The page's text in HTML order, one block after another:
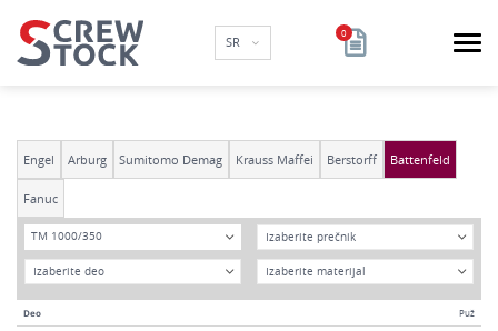
SR
Engel Arburg Sumitomo Demag Krauss Maffei Berstorff Battenfeld
Fanuc
Model
TM 1000/350
DIA
Godina
Materijal
Deo Puž